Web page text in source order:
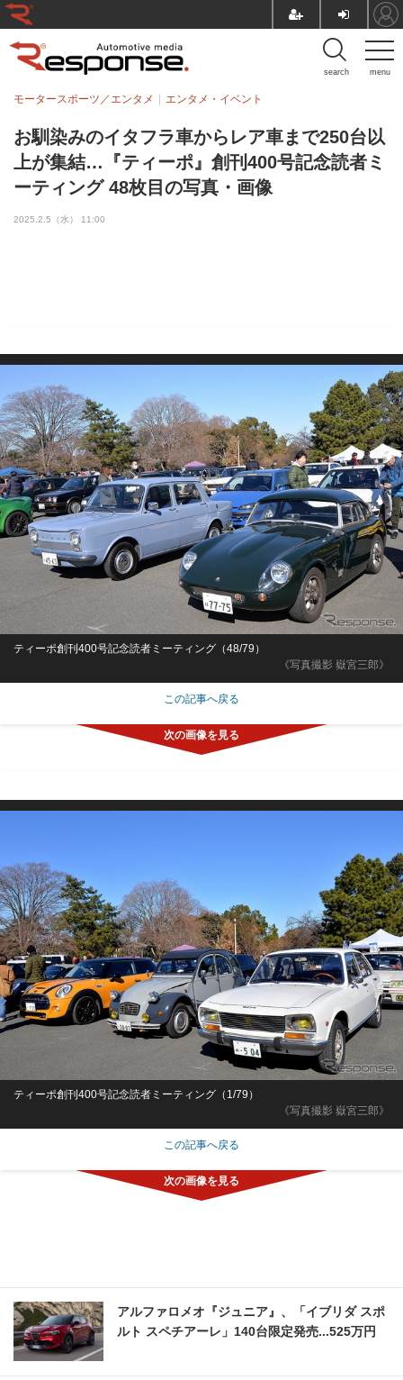
menu
search
お馴染みのイタフラ車からレア車まで250台以
上が集結…『ティーポ』創刊400号記念読者ミ
ーティング 48枚目の写真・画像
モータースポーツ／エンタメ エンタメ・イベント
2025.2.5（水） 11:00
《写真撮影 嶽宮三郎》
ティーポ創刊400号記念読者ミーティング（48/79）
この記事へ戻る
《写真撮影 嶽宮三郎》
ティーポ創刊400号記念読者ミーティング（1/79）
この記事へ戻る
アルファロメオ『ジュニア』、「イブリダ スポ
ルト スペチアーレ」140台限定発売...525万円